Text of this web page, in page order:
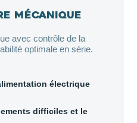
mécanique
avec contrôle de la
optimale en série.
électrique
difficiles et le